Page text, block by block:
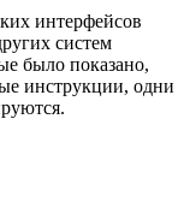
интерфейсов
систем
было показано,
инструкции, одни